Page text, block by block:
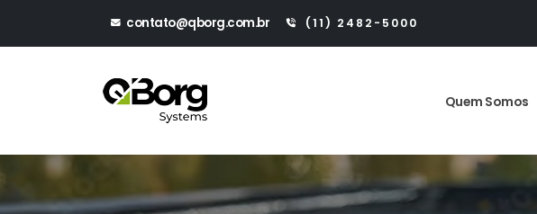
contato@qborg.com.br (11) 2482-5000
Quem Somos